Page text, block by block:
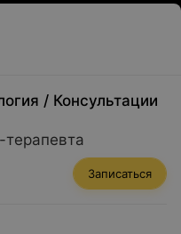
/ Консультации
терапевта
Записаться